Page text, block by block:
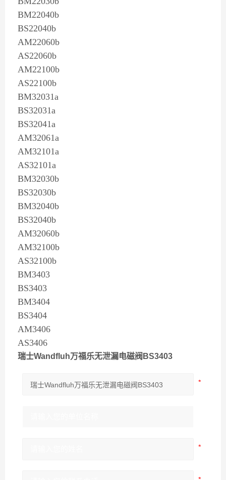
BM22040b
BS22040b
AM22060b
AS22060b
AM22100b
AS22100b
BM32031a
BS32031a
BS32041a
AM32061a
AM32101a
AS32101a
BM32030b
BS32030b
BM32040b
BS32040b
AM32060b
AM32100b
AS32100b
BM3403
BS3403
BM3404
BS3404
AM3406
AS3406
瑞士Wandfluh万福乐无泄漏电磁阀BS3403